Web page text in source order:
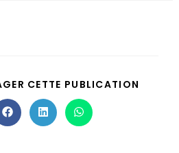
CETTE PUBLICATION